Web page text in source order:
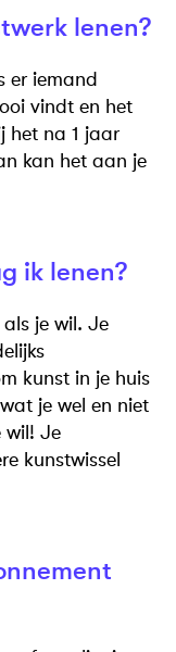
lenen?
er iemand
vindt en het
het na 1 jaar
kan het aan je
ik lenen?
je wil. Je
kunst in je huis
je wel en niet
wil! Je
kunstwissel